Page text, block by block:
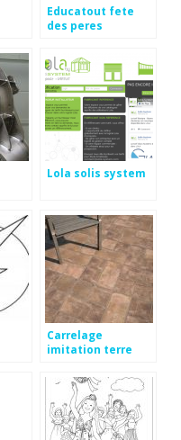
Educatout fete
des peres
Lola solis system
Carrelage
imitation terre